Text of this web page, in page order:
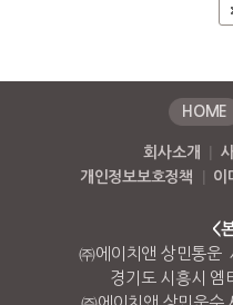
HOME
회사소개
개인정보보호정책
이
<
㈜에이치앤 상민통
경기도 시흥시